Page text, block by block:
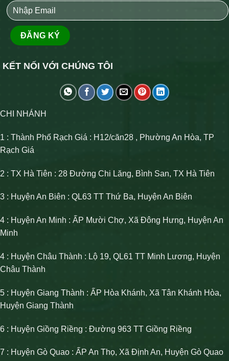
KẾT NỐI VỚI CHÚNG TÔI
CHI NHÁNH
1 : Thành Phố Rạch Giá : H12/căn28 , Phường An Hòa, TP
Rạch Giá
2 : TX Hà Tiên : 28 Đường Chi Lăng, Bình San, TX Hà Tiên
3 : Huyện An Biên : QL63 TT Thứ Ba, Huyện An Biên
4 : Huyện An Minh : ẤP Mười Chợ, Xã Đông Hưng, Huyện An
Minh
4 : Huyện Châu Thành : Lộ 19, QL61 TT Minh Lương, Huyện
Châu Thành
5 : Huyện Giang Thành : ẤP Hòa Khánh, Xã Tân Khánh Hòa,
Huyện Giang Thành
6 : Huyện Giồng Riềng : Đường 963 TT Giồng Riềng
7 : Huyện Gò Quao : ẤP An Thọ, Xã Định An, Huyện Gò Quao